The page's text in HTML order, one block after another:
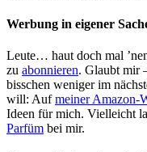
Werbung in eigener
Leute… haut doch mal
zu abonnieren. Glaubt mir
bisschen weniger im
will: Aufmeiner Amazon-
Ideen für mich. Vielleicht
Parfüm bei mir.